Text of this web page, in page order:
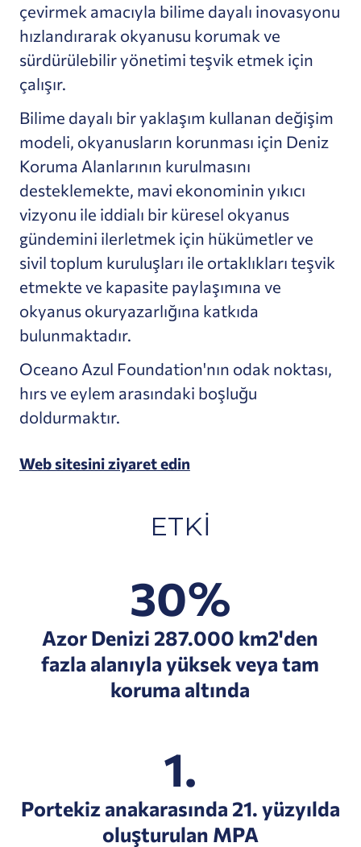
çevirmek amacıyla bilime dayalı inovasyonu
hızlandırarak okyanusu korumak ve
sürdürülebilir yönetimi teşvik etmek için
çalışır.
Bilime dayalı bir yaklaşım kullanan değişim
modeli, okyanusların korunması için Deniz
Koruma Alanlarının kurulmasını
desteklemekte, mavi ekonominin yıkıcı
vizyonu ile iddialı bir küresel okyanus
gündemini ilerletmek için hükümetler ve
sivil toplum kuruluşları ile ortaklıkları teşvik
etmekte ve kapasite paylaşımına ve
okyanus okuryazarlığına katkıda
bulunmaktadır.
Oceano Azul Foundation'nın odak noktası,
hırs ve eylem arasındaki boşluğu
doldurmaktır.
Web sitesini ziyaret edin
ETKI
30%
Azor Denizi 287.000 km2'den
fazla alanıyla yüksek veya tam
koruma altında
1.
Portekiz anakarasında 21. yüzyılda
oluşturulan MPA